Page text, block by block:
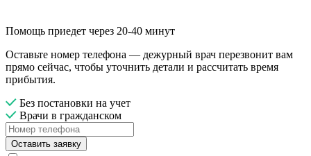
Помощь приедет через 20-40 минут
Оставьте номер телефона — дежурный врач перезвонит вам
прямо сейчас, чтобы уточнить детали и рассчитать время
прибытия.
Без постановки на учет
Врачи в гражданском
Оставить заявку